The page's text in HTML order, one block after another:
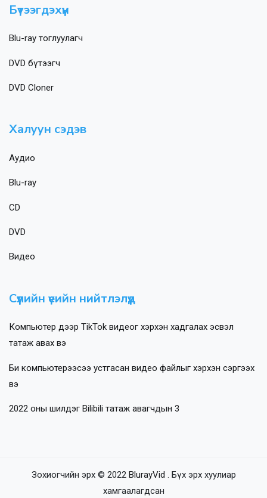
Бүтээгдэхүүн
Blu-ray тоглуулагч
DVD бүтээгч
DVD Cloner
Халуун сэдэв
Аудио
Blu-ray
CD
DVD
Видео
Сүүлийн үеийн нийтлэлүүд
Компьютер дээр TikTok видеог хэрхэн хадгалах эсвэл
татаж авах вэ
Би компьютерээсээ устгасан видео файлыг хэрхэн сэргээх
вэ
2022 оны шилдэг Bilibili татаж авагчдын 3
Зохиогчийн эрх © 2022 BlurayVid . Бүх эрх хуулиар
хамгаалагдсан